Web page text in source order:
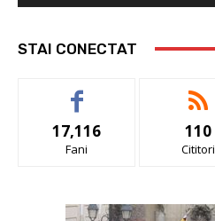
STAI CONECTAT
17,116
Fani
110
Cititori